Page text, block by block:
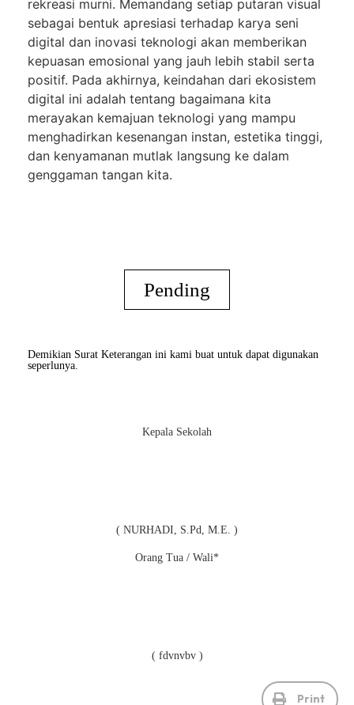
rekreasi murni. Memandang setiap putaran visual
sebagai bentuk apresiasi terhadap karya seni
digital dan inovasi teknologi akan memberikan
kepuasan emosional yang jauh lebih stabil serta
positif. Pada akhirnya, keindahan dari ekosistem
digital ini adalah tentang bagaimana kita
merayakan kemajuan teknologi yang mampu
menghadirkan kesenangan instan, estetika tinggi,
dan kenyamanan mutlak langsung ke dalam
genggaman tangan kita.
Pending
Demikian Surat Keterangan ini kami buat untuk dapat digunakan
seperlunya.
Kepala Sekolah
( NURHADI, S.Pd, M.E. )
Orang Tua / Wali*
( fdvnvbv )
Print